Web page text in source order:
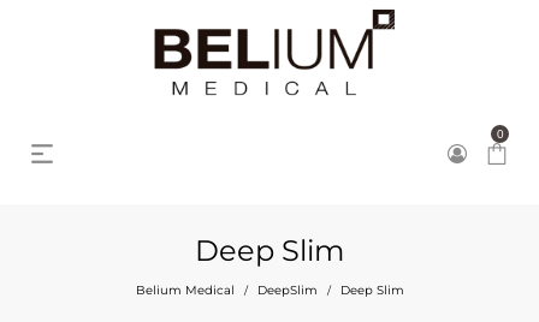
0
Deep Slim
Belium Medical / DeepSlim / Deep Slim